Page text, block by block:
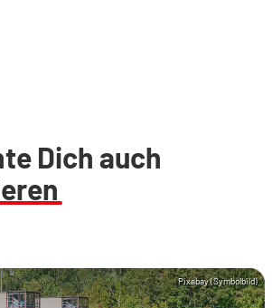
Dich auch
Pixabay (Symbolbild)